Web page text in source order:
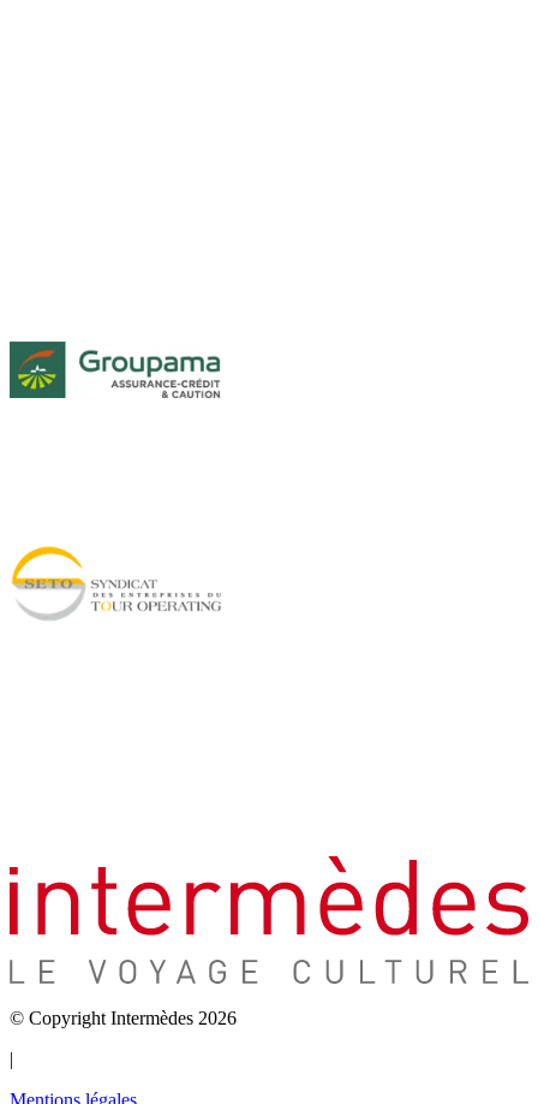
© Copyright Intermèdes 2026
|